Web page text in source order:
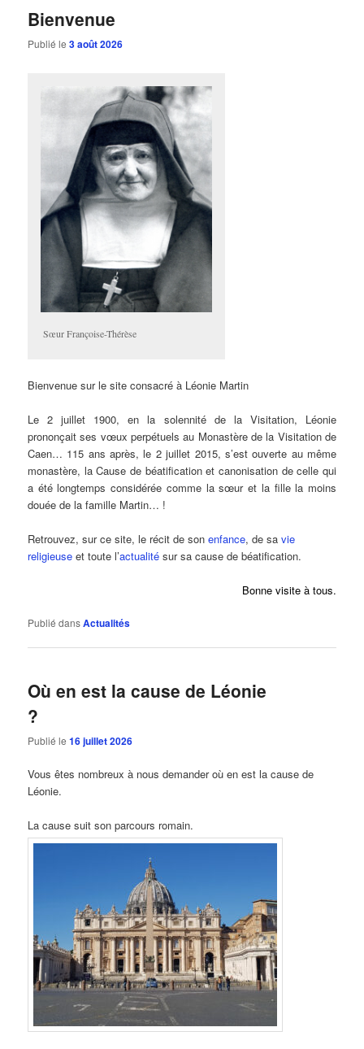
Bienvenue
Publié le3 août 2026
Sœur Françoise-Thérèse
Bienvenue sur le site consacré à Léonie Martin
Le 2 juillet 1900, en la solennité de la Visitation, Léonie
prononçait ses vœux perpétuels au Monastère de la Visitation de
Caen… 115 ans après, le 2 juillet 2015, s’est ouverte au même
monastère, la Cause de béatification et canonisation de celle qui
a été longtemps considérée comme la sœur et la fille la moins
douée de la famille Martin… !
Retrouvez, sur ce site, le récit de sonenfance, de savie
religieuse et toute l’actualité sur sa cause de béatification.
Bonne visite à tous.
Publié dansActualités
Où en est la cause de Léonie
?
Publié le16 juillet 2026
Vous êtes nombreux à nous demander où en est la cause de
Léonie.
La cause suit son parcours romain.